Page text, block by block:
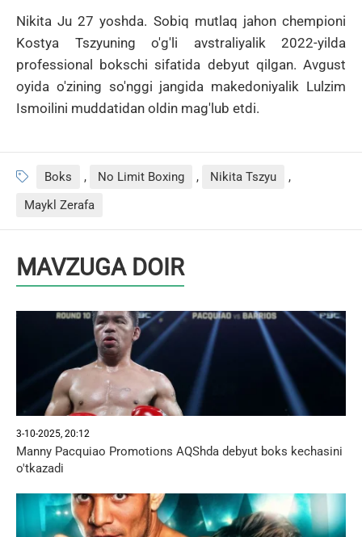
Nikita Ju 27 yoshda. Sobiq mutlaq jahon chempioni
Kostya Tszyuning o'g'li avstraliyalik 2022-yilda
professional bokschi sifatida debyut qilgan. Avgust
oyida o'zining so'nggi jangida makedoniyalik Lulzim
Ismoilini muddatidan oldin mag'lub etdi.
Boks , No Limit Boxing , Nikita Tszyu
,
Maykl Zerafa
MAVZUGA DOIR
3-10-2025, 20:12
Manny Pacquiao Promotions AQShda debyut boks kechasini
o'tkazadi